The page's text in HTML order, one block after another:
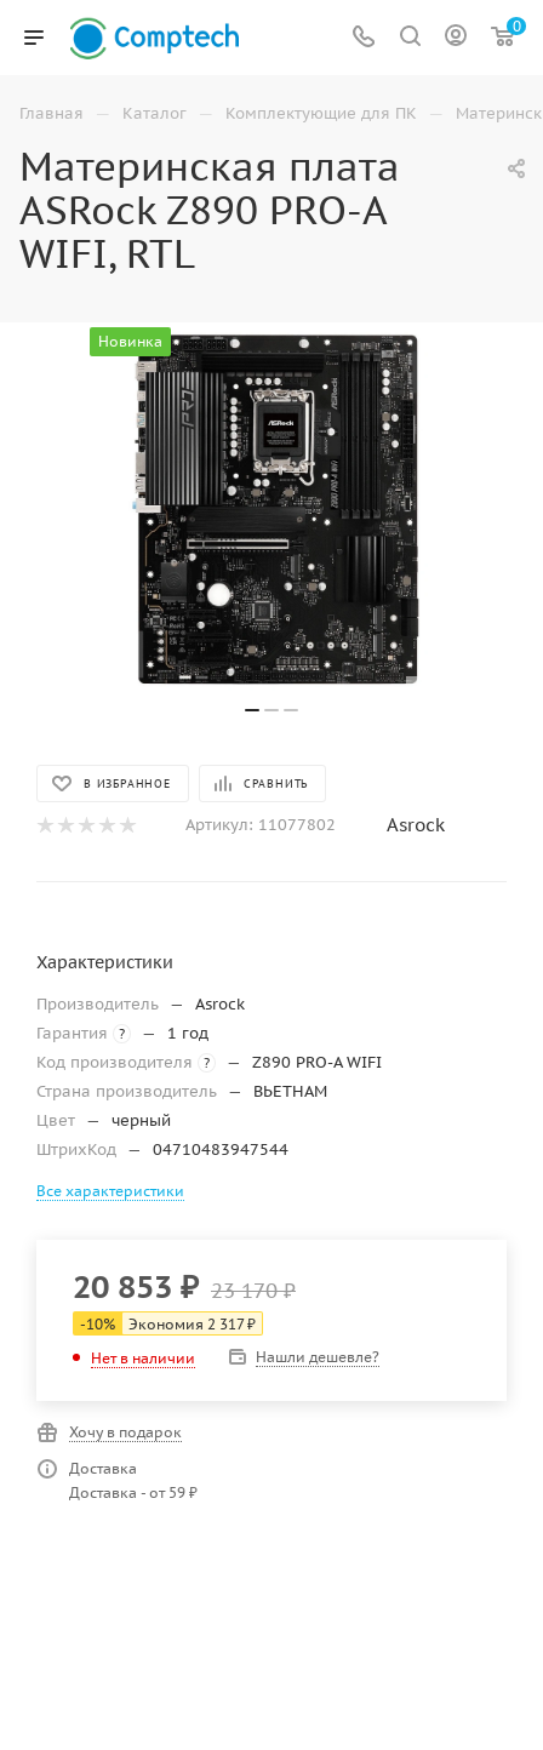
0
Главная — Каталог — Комплектующие для ПК —
Материнская плата
ASRock Z890 PRO-A
WIFI, RTL
Новинка
В ИЗБРАННОЕ СРАВНИТЬ
Артикул: 11077802 Asrock
Характеристики
Производитель —
Asrock
Гарантия
? —
1 год
Код производителя
? —
Z890 PRO-A WIFI
Страна производитель —
ВЬЕТНАМ
Цвет —
черный
ШтрихКод — 04710483947544
Все характеристики
20 853 ₽ 23 170₽
-10% Экономия 2 317₽
Нет в наличии
Нашли дешевле?
Хочу в подарок
Доставка
Доставка - от 59 ₽